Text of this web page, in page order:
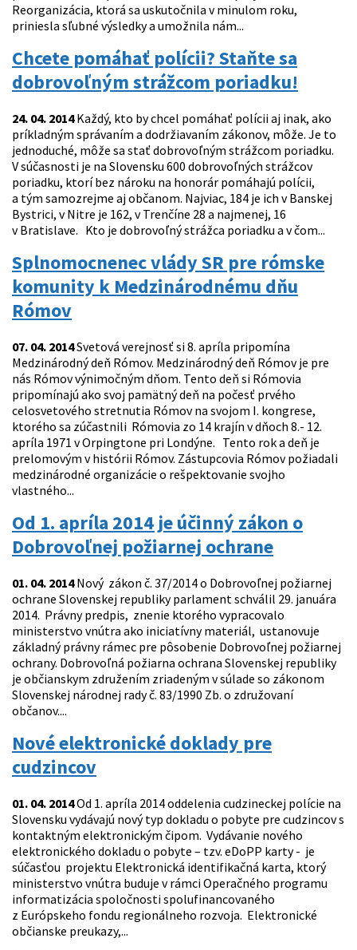
Reorganizácia, ktorá sa uskutočnila v minulom roku,
priniesla sľubné výsledky a umožnila nám...
Chcete pomáhať polícii? Staňte sa
dobrovoľným strážcom poriadku!
24. 04. 2014Každý, kto by chcel pomáhať polícii aj inak, ako
príkladným správaním a dodržiavaním zákonov, môže. Je to
jednoduché, môže sa stať dobrovoľným strážcom poriadku.
V súčasnosti je na Slovensku 600 dobrovoľných strážcov
poriadku, ktorí bez nároku na honorár pomáhajú polícii,
a tým samozrejme aj občanom. Najviac, 184 je ich v Banskej
Bystrici, v Nitre je 162, v Trenčíne 28 a najmenej, 16
v Bratislave. Kto je dobrovoľný strážca poriadku a v čom...
Splnomocnenec vlády SR pre rómske
komunity k Medzinárodnému dňu
Rómov
07. 04. 2014Svetová verejnosť si 8. apríla pripomína
Medzinárodný deň Rómov. Medzinárodný deň Rómov je pre
nás Rómov výnimočným dňom. Tento deň si Rómovia
pripomínajú ako svoj pamätný deň na počesť prvého
celosvetového stretnutia Rómov na svojom I. kongrese,
ktorého sa zúčastnili Rómovia zo 14 krajín v dňoch 8.- 12.
apríla 1971 v Orpingtone pri Londýne. Tento rok a deň je
prelomovým v histórii Rómov. Zástupcovia Rómov požiadali
medzinárodné organizácie o rešpektovanie svojho
vlastného...
Od 1. apríla 2014 je účinný zákon o
Dobrovoľnej požiarnej ochrane
01. 04. 2014Nový zákon č. 37/2014 o Dobrovoľnej požiarnej
ochrane Slovenskej republiky parlament schválil 29. januára
2014. Právny predpis, znenie ktorého vypracovalo
ministerstvo vnútra ako iniciatívny materiál, ustanovuje
základný právny rámec pre pôsobenie Dobrovoľnej požiarnej
ochrany. Dobrovoľná požiarna ochrana Slovenskej republiky
je občianskym združením zriadeným v súlade so zákonom
Slovenskej národnej rady č. 83/1990 Zb. o združovaní
občanov....
Nové elektronické doklady pre
cudzincov
01. 04. 2014Od 1. apríla 2014 oddelenia cudzineckej polície na
Slovensku vydávajú nový typ dokladu o pobyte pre cudzincov s
kontaktným elektronickým čipom. Vydávanie nového
elektronického dokladu o pobyte – tzv. eDoPP karty - je
súčasťou projektu Elektronická identifikačná karta, ktorý
ministerstvo vnútra buduje v rámci Operačného programu
informatizácia spoločnosti spolufinancovaného
z Európskeho fondu regionálneho rozvoja. Elektronické
občianske preukazy,...